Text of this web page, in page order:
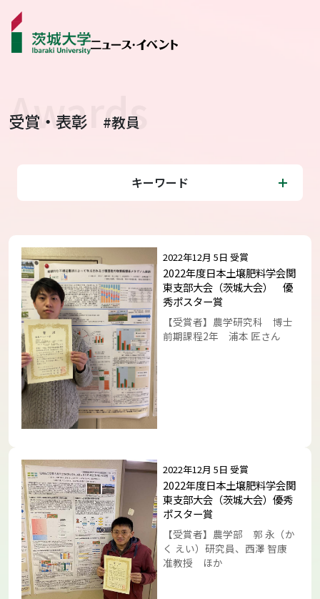
カテゴリから探す
受賞･表彰
コラム･特集
トップに戻る
受賞・表彰 #教員
キーワード
2022年12月 5日 受賞
2022年度日本土壌肥料学会関
東支部大会（茨城大会） 優
秀ポスター賞
【受賞者】農学研究科 博士
前期課程2年 浦本 匠さん
2022年12月 5日 受賞
2022年度日本土壌肥料学会関
東支部大会（茨城大会）優秀
ポスター賞
【受賞者】農学部 郭 永（か
く えい）研究員、西澤 智康
准教授 ほか